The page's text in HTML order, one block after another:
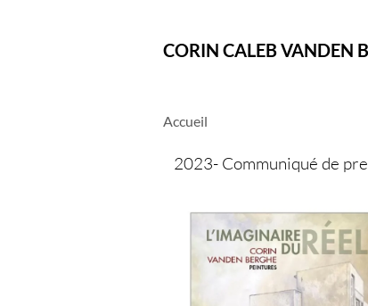
CORIN CALEB VANDEN
Accueil
2023- Communiqué de